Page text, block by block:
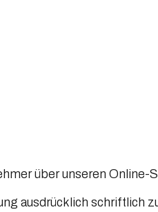
über unseren Online-
ausdrücklich schriftlich